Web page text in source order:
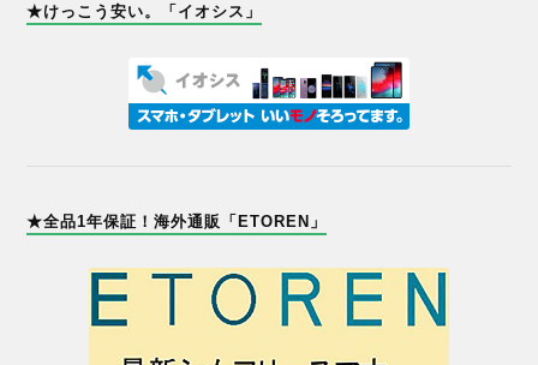
★けっこう安い。「イオシス」
★全品1年保証！海外通販「ETOREN」